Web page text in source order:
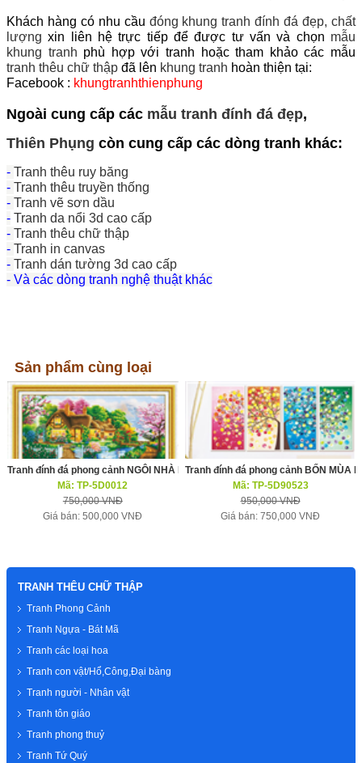
Khách hàng có nhu cầu đóng khung tranh đính đá đẹp, chất
lượng xin liên hệ trực tiếp để được tư vấn và chọn mẫu
khung tranh phù hợp với tranh hoặc tham khảo các mẫu
tranh thêu chữ thập đã lên khung tranh hoàn thiện tại:
Facebook : khungtranhthienphung
Ngoài cung cấp các mẫu tranh đính đá đẹp,
Thiên Phụng còn cung cấp các dòng tranh khác:
- Tranh thêu ruy băng
- Tranh thêu truyền thống
- Tranh vẽ sơn dầu
- Tranh da nổi 3d cao cấp
- Tranh thêu chữ thập
- Tranh in canvas
- Tranh dán tường 3d cao cấp
- Và các dòng tranh nghệ thuật khác
Sản phẩm cùng loại
Tranh đính đá phong cảnh NGÔI NHÀ NHỎ HẠNH PHÚC
Mã: TP-5D0012
750,000 VNĐ
Giá bán: 500,000 VNĐ
Tranh đính đá phong cảnh BỐN MÙA
Mã: TP-5D90523
950,000 VNĐ
Giá bán: 750,000 VNĐ
TRANH THÊU CHỮ THẬP
Tranh Phong Cảnh
Tranh Ngựa - Bát Mã
Tranh các loại hoa
Tranh con vật/Hổ,Công,Đại bàng
Tranh người - Nhân vật
Tranh tôn giáo
Tranh phong thuỷ
Tranh Tứ Quý